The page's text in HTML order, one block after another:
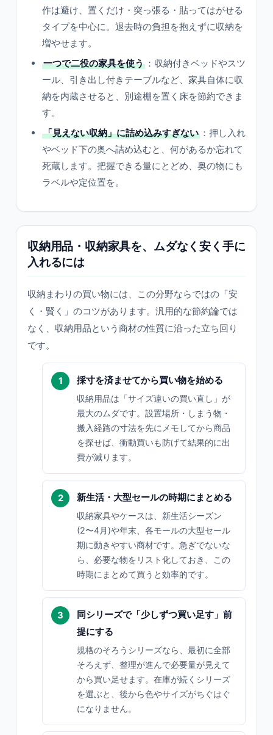
作は避け、置くだけ・突っ張る・貼ってはがせる
タイプを中心に。退去時の負担を抱えずに収納を
増やせます。
一つで二役の家具を使う ：収納付きベッドやスツ
ール、引き出し付きテーブルなど、家具自体に収
納を内蔵させると、別途棚を置く床を節約できま
す。
「見えない収納」に詰め込みすぎない ：押し入れ
やベッド下の奥へ詰め込むと、何があるか忘れて
死蔵します。把握できる量にとどめ、奥の物にも
ラベルや定位置を。
収納用品・収納家具を、ムダなく安く手に
入れるには
収納まわりの買い物には、この分野ならではの「安
く・賢く」のコツがあります。汎用的な節約論では
なく、収納用品という商材の性質に沿った立ち回り
です。
採寸を済ませてから買い物を始める
収納用品は「サイズ違いの買い直し」が
最大のムダです。設置場所・しまう物・
搬入経路の寸法を先にメモしてから商品
を探せば、衝動買いも防げて結果的に出
費が減ります。
新生活・大型セールの時期にまとめる
収納家具やケースは、新生活シーズン
(2〜4月)や年末、各モールの大型セール
期に動きやすい商材です。急ぎでないな
ら、必要な物をリスト化しておき、この
時期にまとめて買うと効率的です。
同シリーズで「少しずつ買い足す」前
提にする
規格のそろうシリーズなら、最初に全部
そろえず、整理が進んで必要量が見えて
から買い足せます。在庫が続くシリーズ
を選ぶと、後から色やサイズがちぐはぐ
になりません。